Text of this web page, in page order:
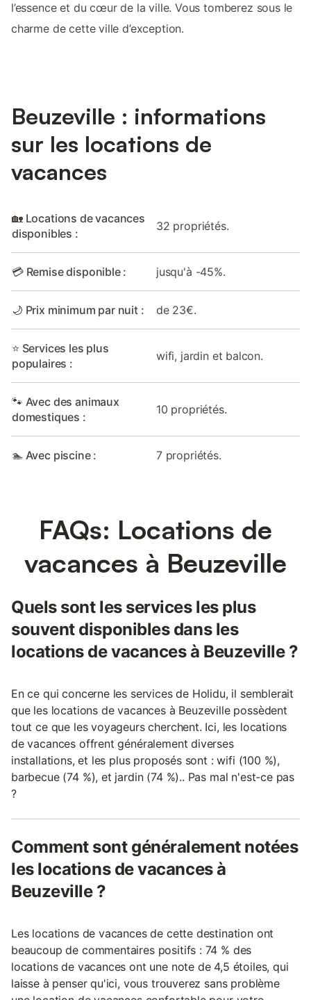
l’essence et du cœur de la ville. Vous tomberez sous le
charme de cette ville d’exception.
Beuzeville : informations
sur les locations de
vacances
🏡 Locations de vacances
disponibles :
32 propriétés.
💳 Remise disponible : jusqu'à -45%.
🌙 Prix minimum par nuit : de 23€.
⭐ Services les plus
populaires :
wifi, jardin et balcon.
🐾 Avec des animaux
domestiques :
10 propriétés.
🏊 Avec piscine : 7 propriétés.
FAQs: Locations de
vacances à Beuzeville
Quels sont les services les plus
souvent disponibles dans les
locations de vacances à Beuzeville ?
En ce qui concerne les services de Holidu, il semblerait
que les locations de vacances à Beuzeville possèdent
tout ce que les voyageurs cherchent. Ici, les locations
de vacances offrent généralement diverses
installations, et les plus proposés sont : wifi (100 %),
barbecue (74 %), et jardin (74 %).. Pas mal n'est-ce pas
?
Comment sont généralement notées
les locations de vacances à
Beuzeville ?
Les locations de vacances de cette destination ont
beaucoup de commentaires positifs : 74 % des
locations de vacances ont une note de 4,5 étoiles, qui
laisse à penser qu'ici, vous trouverez sans problème